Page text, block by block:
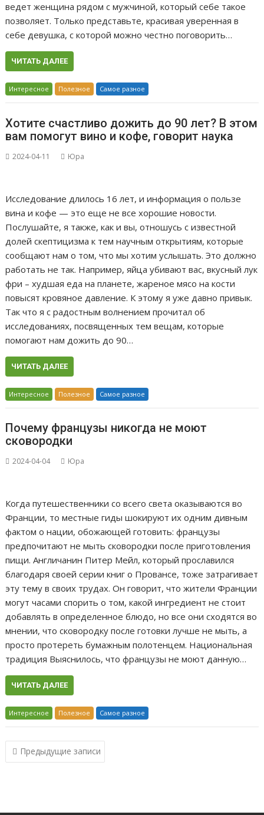
ведет женщина рядом с мужчиной, который себе такое
позволяет. Только представьте, красивая уверенная в
себе девушка, с которой можно честно поговорить…
ЧИТАТЬ ДАЛЕЕ
Интересное Полезное Самое разное
Хотите счастливо дожить до 90 лет? В этом
вам помогут вино и кофе, говорит наука
2024-04-11 Юра
Исследование длилось 16 лет, и информация о пользе
вина и кофе — это еще не все хорошие новости.
Послушайте, я также, как и вы, отношусь с известной
долей скептицизма к тем научным открытиям, которые
сообщают нам о том, что мы хотим услышать. Это должно
работать не так. Например, яйца убивают вас, вкусный лук
фри – худшая еда на планете, жареное мясо на кости
повысят кровяное давление. К этому я уже давно привык.
Так что я с радостным волнением прочитал об
исследованиях, посвященных тем вещам, которые
помогают нам дожить до 90…
ЧИТАТЬ ДАЛЕЕ
Интересное Полезное Самое разное
Почему французы никогда не моют
сковородки
2024-04-04 Юра
Когда путешественники со всего света оказываются во
Франции, то местные гиды шокируют их одним дивным
фактом о нации, обожающей готовить: французы
предпочитают не мыть сковородки после приготовления
пищи. Англичанин Питер Мейл, который прославился
благодаря своей серии книг о Провансе, тоже затрагивает
эту тему в своих трудах. Он говорит, что жители Франции
могут часами спорить о том, какой ингредиент не стоит
добавлять в определенное блюдо, но все они сходятся во
мнении, что сковородку после готовки лучше не мыть, а
просто протереть бумажным полотенцем. Национальная
традиция Выяснилось, что французы не моют данную…
ЧИТАТЬ ДАЛЕЕ
Интересное Полезное Самое разное
Навигация
по
Предыдущие записи